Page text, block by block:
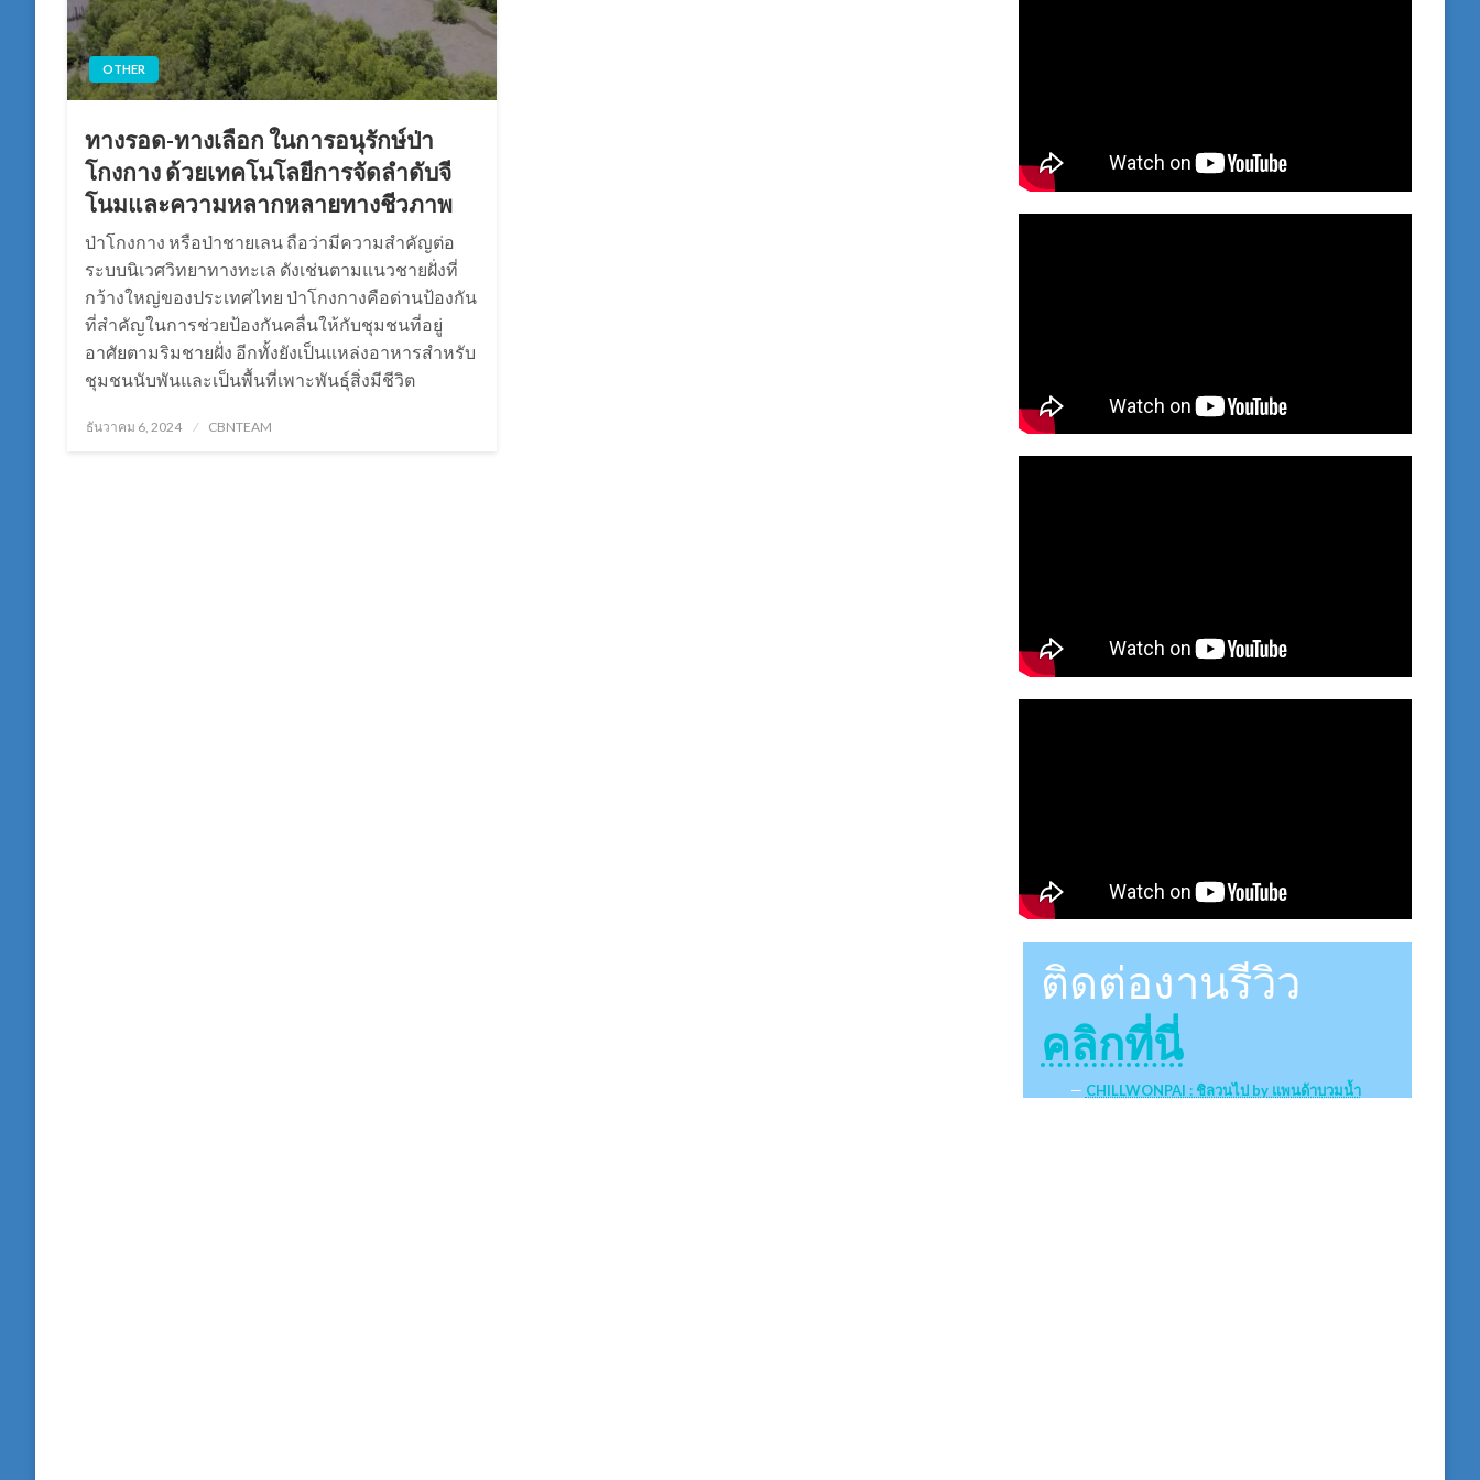
OTHER
ทางรอด-ทางเลือก ในการอนุรักษ์ป่า
โกงกาง ด้วยเทคโนโลยีการจัดลำดับจี
โนมและความหลากหลายทางชีวภาพ
ป่าโกงกาง หรือป่าชายเลน ถือว่ามีความสำคัญต่อ
ระบบนิเวศวิทยาทางทะเล ดังเช่นตามแนวชายฝั่งที่
กว้างใหญ่ของประเทศไทย ป่าโกงกางคือด่านป้องกัน
ที่สำคัญในการช่วยป้องกันคลื่นให้กับชุมชนที่อยู่
อาศัยตามริมชายฝั่ง อีกทั้งยังเป็นแหล่งอาหารสำหรับ
ชุมชนนับพันและเป็นพื้นที่เพาะพันธุ์สิ่งมีชีวิต
Posted
ธันวาคม 6, 2024 CBNTEAM
ติดต่องานรีวิว
คลิกที่นี่
CHILLWONPAI : ชิลวนไป by แพนด้าบวมน้ำ